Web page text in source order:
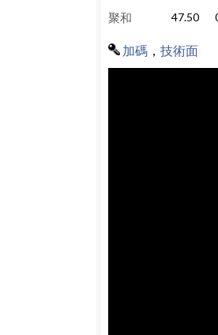
聚和 47.50
加碼 技術面